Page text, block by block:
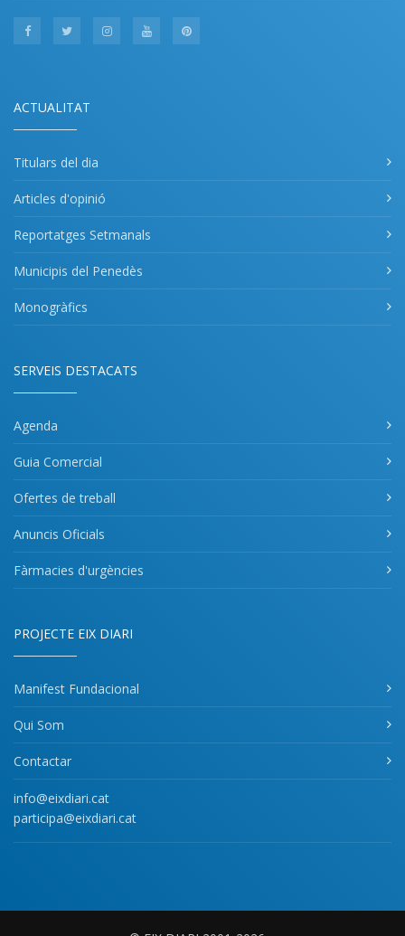
ACTUALITAT
Titulars del dia
Articles d'opinió
Reportatges Setmanals
Municipis del Penedès
Monogràfics
SERVEIS DESTACATS
Agenda
Guia Comercial
Ofertes de treball
Anuncis Oficials
Fàrmacies d'urgències
PROJECTE EIX DIARI
Manifest Fundacional
Qui Som
Contactar
info@eixdiari.cat
participa@eixdiari.cat